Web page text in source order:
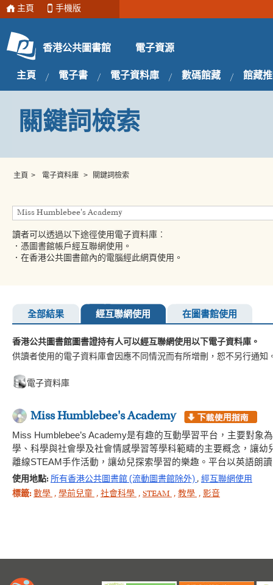
主頁 手機版
香港公共圖書館 電子資源
主頁 電子書 電子資料庫 數碼館藏 館藏
關鍵詞檢索
主頁 > 電子資料庫 > 關鍵詞檢索
讀者可以透過以下途徑使用電子資料庫︰
．憑圖書館帳戶經互聯網使用。
．在香港公共圖書館內的電腦經此網頁使用。
全部結果 經互聯網使用 在圖書館使用
香港公共圖書館圖書證持有人可以經互聯網使用以下電子資料庫。
供讀者使用的電子資料庫會因應不同情況而有所增刪，恕不另行通知
電子資料庫
Miss Humblebee's Academy
Miss Humblebee’s Academy是有趣的互動學習平台，主要對
學、科學與社會學及社會情感學習等學科範疇的主要概念，讓
離線STEAM手作活動，讓幼兒探索學習的樂趣。平台以英語朗
使用地點: 所有香港公共圖書館 (流動圖書館除外) , 經互聯網使用
標籤: 數學 , 學前兒童 , 社會科學 , STEAM , 教學 , 影音